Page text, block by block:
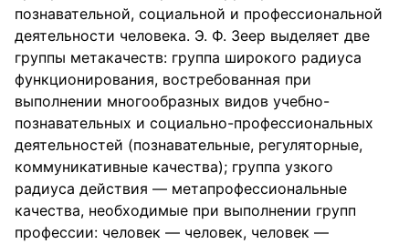
познавательной, социальной и профессиональной
деятельности человека. Э. Ф. Зеер выделяет две
группы метакачеств: группа широкого радиуса
функционирования, востребованная при
выполнении многообразных видов учебно-
познавательных и социально-профессиональных
деятельностей (познавательные, регуляторные,
коммуникативные качества); группа узкого
радиуса действия — метапрофессиональные
качества, необходимые при выполнении групп
профессии: человек — человек, человек —